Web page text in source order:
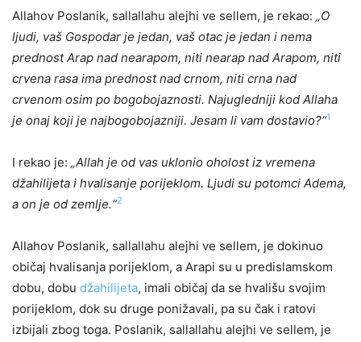
Allahov Poslanik, sallallahu alejhi ve sellem, je rekao: „O
ljudi, vaš Gospodar je jedan, vaš otac je jedan i nema
prednost Arap nad nearapom, niti nearap nad Arapom, niti
crvena rasa ima prednost nad crnom, niti crna nad
crvenom osim po bogobojaznosti. Najugledniji kod Allaha
je onaj koji je najbogobojazniji. Jesam li vam dostavio?“1
I rekao je: „Allah je od vas uklonio oholost iz vremena
džahilijeta i hvalisanje porijeklom. Ljudi su potomci Adema,
a on je od zemlje.“2
Allahov Poslanik, sallallahu alejhi ve sellem, je dokinuo
običaj hvalisanja porijeklom, a Arapi su u predislamskom
dobu, dobu džahilijeta, imali običaj da se hvališu svojim
porijeklom, dok su druge ponižavali, pa su čak i ratovi
izbijali zbog toga. Poslanik, sallallahu alejhi ve sellem, je